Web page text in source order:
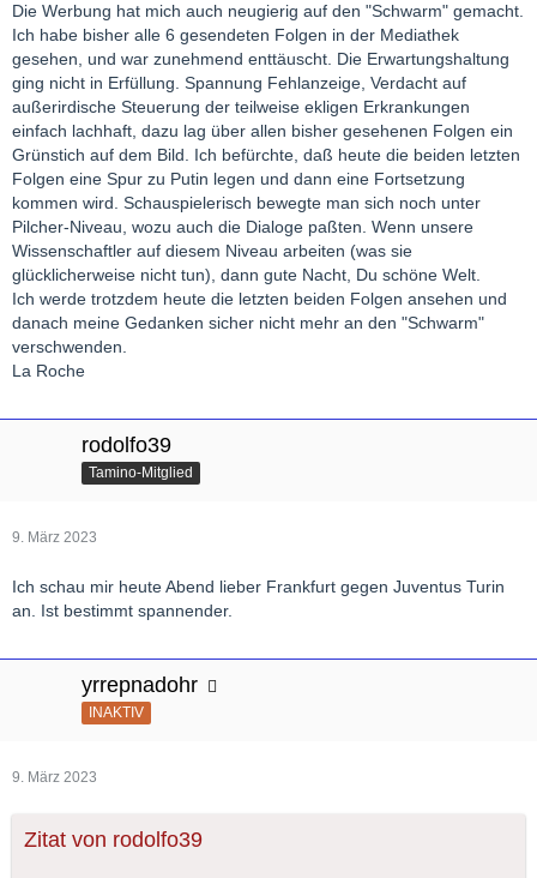
Die Werbung hat mich auch neugierig auf den "Schwarm" gemacht.
Ich habe bisher alle 6 gesendeten Folgen in der Mediathek
gesehen, und war zunehmend enttäuscht. Die Erwartungshaltung
ging nicht in Erfüllung. Spannung Fehlanzeige, Verdacht auf
außerirdische Steuerung der teilweise ekligen Erkrankungen
einfach lachhaft, dazu lag über allen bisher gesehenen Folgen ein
Grünstich auf dem Bild. Ich befürchte, daß heute die beiden letzten
Folgen eine Spur zu Putin legen und dann eine Fortsetzung
kommen wird. Schauspielerisch bewegte man sich noch unter
Pilcher-Niveau, wozu auch die Dialoge paßten. Wenn unsere
Wissenschaftler auf diesem Niveau arbeiten (was sie
glücklicherweise nicht tun), dann gute Nacht, Du schöne Welt.
Ich werde trotzdem heute die letzten beiden Folgen ansehen und
danach meine Gedanken sicher nicht mehr an den "Schwarm"
verschwenden.
La Roche
rodolfo39
Tamino-Mitglied
9. März 2023
Ich schau mir heute Abend lieber Frankfurt gegen Juventus Turin
an. Ist bestimmt spannender.
yrrepnadohr
INAKTIV
9. März 2023
Zitat von rodolfo39